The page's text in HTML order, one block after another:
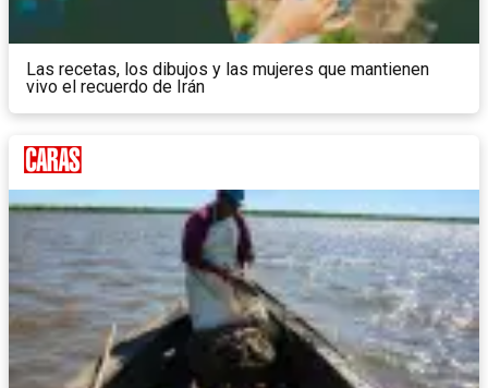
Las recetas, los dibujos y las mujeres que mantienen
vivo el recuerdo de Irán